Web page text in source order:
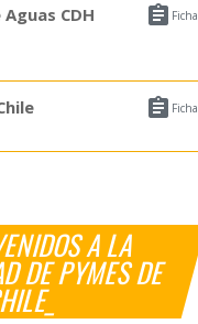
 Ficha
CDH
 Ficha
A LA
DE PYMES DE